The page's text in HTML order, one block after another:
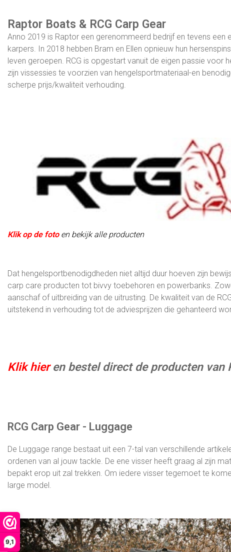
9,1
Raptor Boats & RCG Carp Gear
Anno 2019 is Raptor een gerenommeerd bedrijf en tevens
karpers. In 2018 hebben Bram en Ellen opnieuw hun
leven geroepen. RCG is opgestart vanuit de eigen passie voor
zijn vissessies te voorzien van hengelsportmateriaal-en
scherpe prijs/kwaliteit verhouding.
Klik op de fotoen bekijk alle producten
Dat hengelsportbenodigdheden niet altijd duur hoeven zijn
carp care producten tot bivvy toebehoren en powerbanks.
aanschaf of uitbreiding van de uitrusting. De kwaliteit van de
uitstekend in verhouding tot de adviesprijzen die gehanteerd
Klik hieren bestel direct de producten van
RCG Carp Gear - Luggage
De Luggage range bestaat uit een 7-tal van verschillende
ordenen van al jouw tackle. De ene visser heeft graag al zijn
bepakt erop uit zal trekken. Om iedere visser tegemoet te
large model.